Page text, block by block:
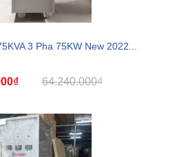
3 Pha 75KW New 2022...
64.240.000₫